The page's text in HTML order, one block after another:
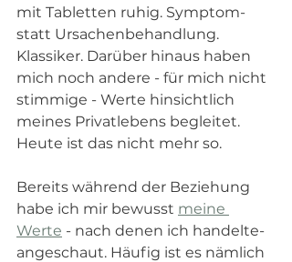
mit Tabletten ruhig. Symptom-
statt Ursachenbehandlung.
Klassiker. Darüber hinaus haben
mich noch andere - für mich nicht
stimmige - Werte hinsichtlich
meines Privatlebens begleitet.
Heute ist das nicht mehr so.
Bereits während der Beziehung
habe ich mir bewusst meine
Werte - nach denen ich handelte-
angeschaut. Häufig ist es nämlich